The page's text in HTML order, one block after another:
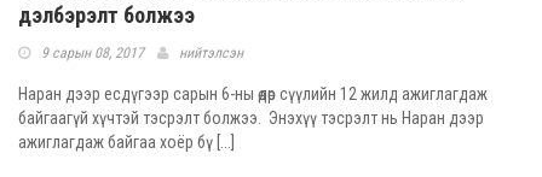
дэлбэрэлт болжээ
9 сарын 08, 2017 нийтэлсэн
Наран дээр есдүгээр сарын 6-ны өдөр сүүлийн 12 жилд ажиглагдаж
байгаагүй хүчтэй тэсрэлт болжээ. Энэхүү тэсрэлт нь Наран дээр
ажиглагдаж байгаа хоёр бү [...]